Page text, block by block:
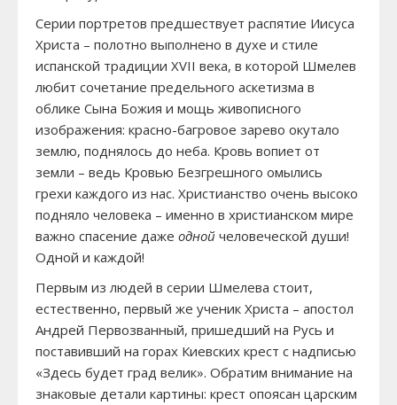
Серии портретов предшествует распятие Иисуса
Христа – полотно выполнено в духе и стиле
испанской традиции XVII века, в которой Шмелев
любит сочетание предельного аскетизма в
облике Сына Божия и мощь живописного
изображения: красно-багровое зарево окутало
землю, поднялось до неба. Кровь вопиет от
земли – ведь Кровью Безгрешного омылись
грехи каждого из нас. Христианство очень высоко
подняло человека – именно в христианском мире
важно спасение даже одной человеческой души!
Одной и каждой!
Первым из людей в серии Шмелева стоит,
естественно, первый же ученик Христа – апостол
Андрей Первозванный, пришедший на Русь и
поставивший на горах Киевских крест с надписью
«Здесь будет град велик». Обратим внимание на
знаковые детали картины: крест опоясан царским